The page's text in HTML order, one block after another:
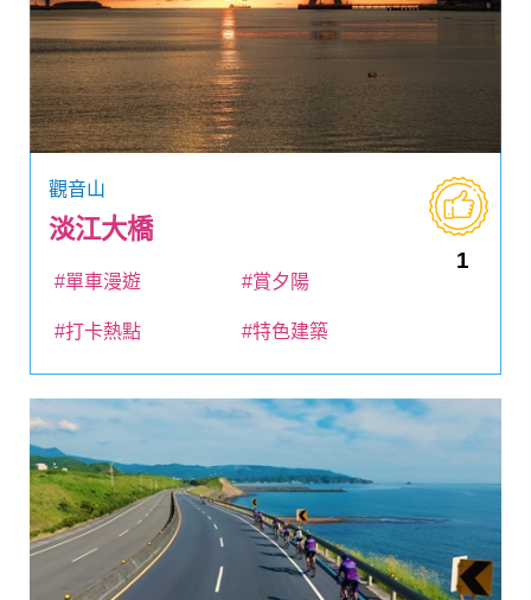
觀音山
淡江大橋
1
#單車漫遊 #賞夕陽
#打卡熱點 #特色建築